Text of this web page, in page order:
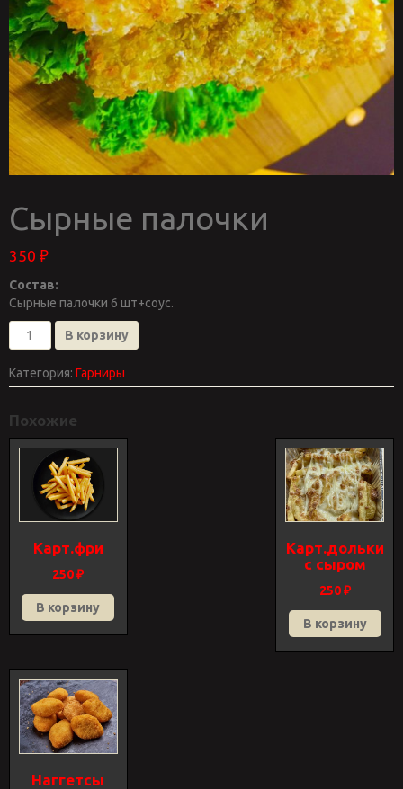
Сырные палочки
350 ₽
Состав:
Сырные палочки 6 шт+соус.
Количество
товара
палочки
В корзину
Категория: Гарниры
Похожие
Карт.фри
250₽
В корзину
Карт.дольки
с сыром
250₽
В корзину
Наггетсы